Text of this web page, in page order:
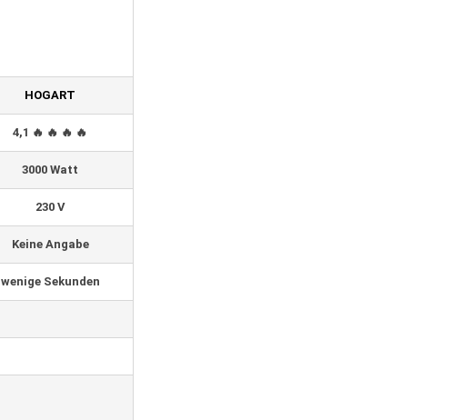
HOGART
4,1 🔥 🔥 🔥 🔥
3000 Watt
230 V
Keine Angabe
wenige Sekunden